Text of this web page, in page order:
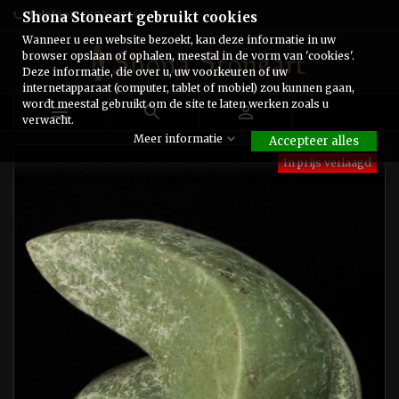
Telefoon: 0182-511243
  
In prijs verlaagd
Shona Stoneart gebruikt cookies
Wanneer u een website bezoekt, kan deze informatie in uw
browser opslaan of ophalen, meestal in de vorm van 'cookies'.
Deze informatie, die over u, uw voorkeuren of uw
internetapparaat (computer, tablet of mobiel) zou kunnen gaan,
wordt meestal gebruikt om de site te laten werken zoals u
verwacht.
Meer informatie
Accepteer alles